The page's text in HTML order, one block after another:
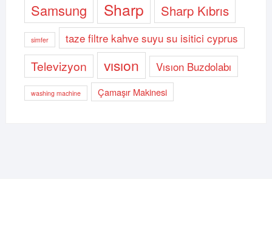
Samsung Sharp Sharp Kıbrıs
simfer taze filtre kahve suyu su isitici cyprus
Televizyon vısıon Vısıon Buzdolabı
washing machine Çamaşır Makinesi